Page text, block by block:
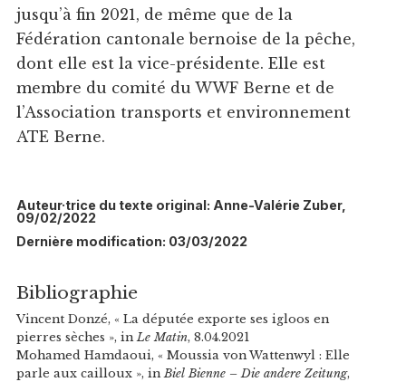
jusqu’à fin 2021, de même que de la
Fédération cantonale bernoise de la pêche,
dont elle est la vice-présidente. Elle est
membre du comité du WWF Berne et de
l’Association transports et environnement
ATE Berne.
Auteur·trice du texte original: Anne-Valérie Zuber,
09/02/2022
Dernière modification: 03/03/2022
Bibliographie
Vincent Donzé, « La députée exporte ses igloos en
pierres sèches », inLe Matin, 8.04.2021
Mohamed Hamdaoui, « Moussia von Wattenwyl : Elle
parle aux cailloux », inBiel Bienne – Die andere Zeitung,